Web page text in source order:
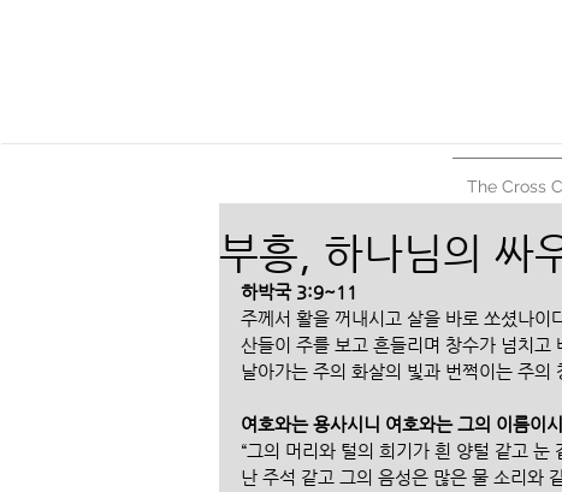
The Cross
부흥, 하나님의 싸
하박국 3:9~11
주께서 활을 꺼내시고 살을 바로 쏘셨나이
산들이 주를 보고 흔들리며 창수가 넘치고
날아가는 주의 화살의 빛과 번쩍이는 주의
여호와는 용사시니 여호와는 그의 이름이
“그의 머리와 털의 희기가 흰 양털 같고
난 주석 같고 그의 음성은 많은 물 소리와